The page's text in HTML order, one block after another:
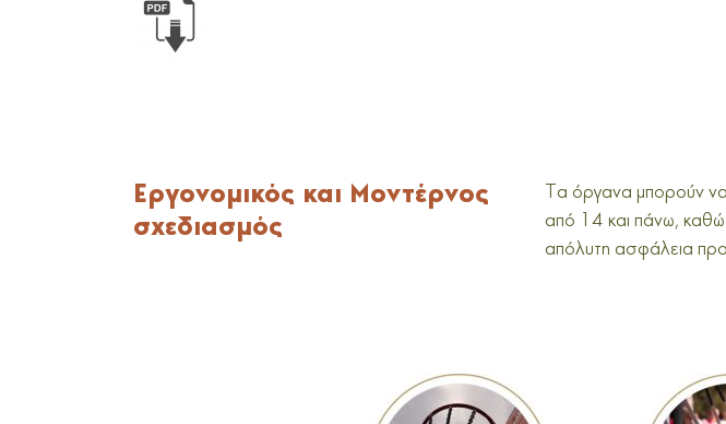
Εργονομικός και Μοντέρνος
σχεδιασμός
Τα όργανα μπορούν να
από 14 και πάνω,
απόλυτη ασφάλεια